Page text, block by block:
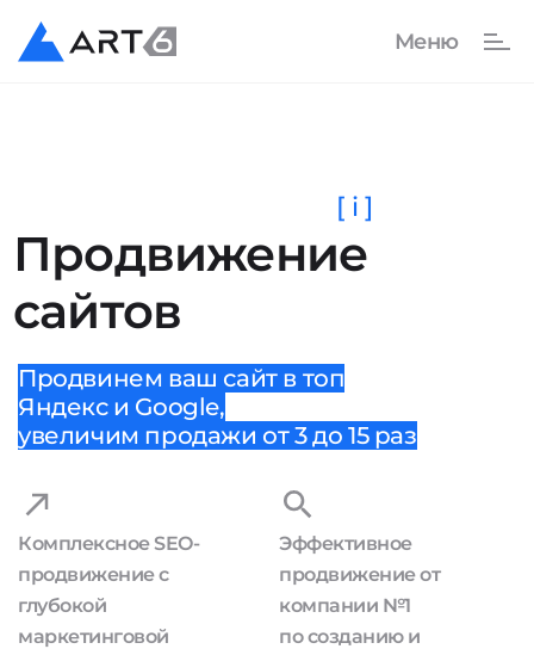
Продвижение
сайтов
[ i ]
Продвинем ваш сайт в топ
Яндекс и Google,
увеличим продажи от 3 до 15 раз
Комплексное SEO-
продвижение с
глубокой
маркетинговой
Эффективное
продвижение от
компании №1
по созданию и